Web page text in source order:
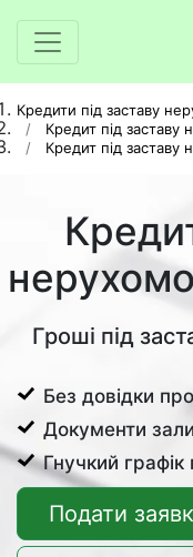
Кредити під заставу
Кредит під заставу
Кредит під заставу
Гроші під
Без довідки
Документи
Гнучкий
Подати